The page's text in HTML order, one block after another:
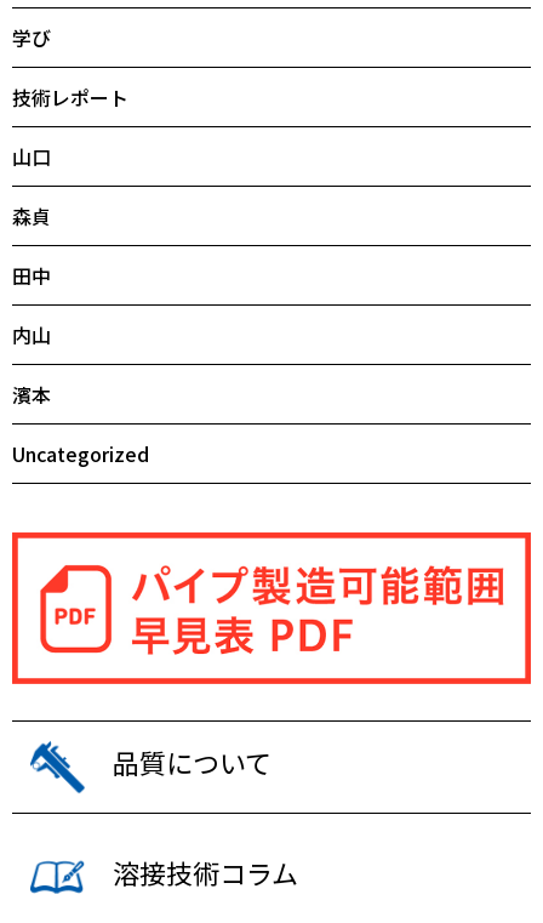
学び
技術レポート
山口
森貞
田中
内山
濱本
Uncategorized
品質について
溶接技術コラム